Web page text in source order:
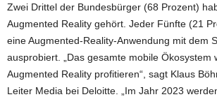
Zwei Drittel der Bundesbürger (68 Prozent)
Augmented Reality gehört. Jeder Fünfte (21
eine Augmented-Reality-Anwendung mit dem
ausprobiert. „Das gesamte mobile Ökosystem
Augmented Reality profitieren“, sagt Klaus
Leiter Media bei Deloitte. „Im Jahr 2023